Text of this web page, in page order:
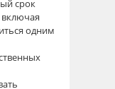
срок
одним